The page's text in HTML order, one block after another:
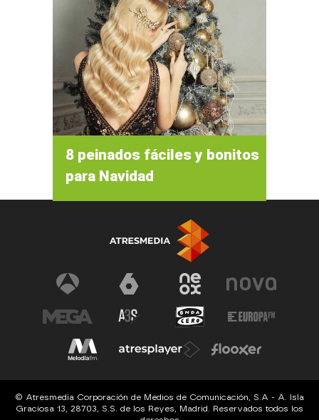
8 peinados fáciles y bonitos
para Navidad
© Atresmedia Corporación de Medios de Comunicación, S.A - A. Isla
Graciosa 13, 28703, S.S. de los Reyes, Madrid. Reservados todos los